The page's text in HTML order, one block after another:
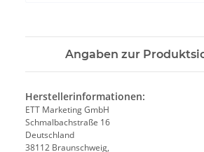
Angaben zur
Herstellerinformationen:
ETT Marketing GmbH
Schmalbachstraße 16
Deutschland
38112 Braunschweig,